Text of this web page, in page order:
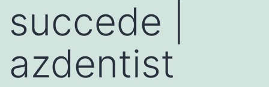
succede |
azdentist